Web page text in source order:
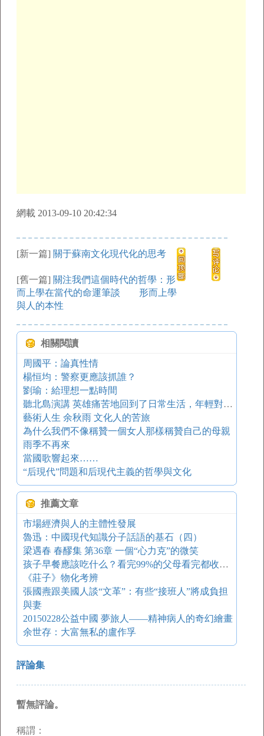
網載 2013-09-10 20:42:34
[新一篇] 關于蘇南文化現代化的思考
[舊一篇] 關注我們這個時代的哲學：形
而上學在當代的命運筆談 形而上學
與人的本性
相關閱讀
周國平：論真性情
楊恒均：警察更應該抓誰？
劉瑜：給理想一點時間
聽北島演講 英雄痛苦地回到了日常生活，年輕對手早已站在那里
藝術人生 余秋雨 文化人的苦旅
為什么我們不像稱贊一個女人那樣稱贊自己的母親
雨季不再來
當國歌響起來……
“后現代”問題和后現代主義的哲學與文化
推薦文章
市場經濟與人的主體性發展
魯迅：中國現代知識分子話語的基石（四）
梁遇春 春醪集 第36章 一個“心力克”的微笑
孩子早餐應該吃什么？看完99%的父母看完都收藏了！
《莊子》物化考辨
張國燾跟美國人談“文革”：有些“接班人”將成負担
與妻
20150228公益中國 夢旅人——精神病人的奇幻繪畫
余世存：大富無私的盧作孚
評論集
暫無評論。
稱謂：